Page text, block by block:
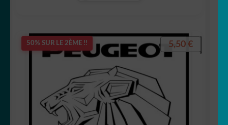
50% SUR LE 2ÈME !! 5,50 €